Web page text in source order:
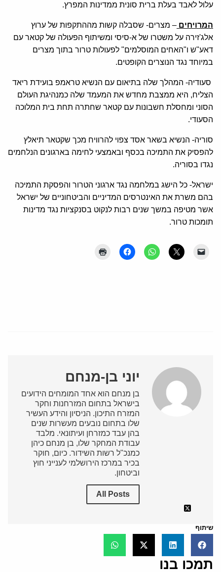
עלול לאבד בעלת ברית סונית ממדינות המפרץ.
המרויחים – מצרים- שסבלה קשות מההתקפות של ערוץ
אלג'זירה על משטרו של א-סיסי ומשיתוף הפעולה של קטאר עם
דאע"ש ו"האחים המוסלמים" לפעולות טרור בתוך מצרים
במיוחד נגד הנוצרים הקופטים.
סעודיה- המהלך שלה בתיאום עם הנשיא טראמפ בועידת ריאד
הצליח, היא ממצבת מחדש את המעמד שלה כמנהיגת העולם
הסוני ומחסלת חשבונות עם קטאר שחתרה תחת בית המלוכה
הסעודי.
סוריה- הנשיא בשאר אסד צפוי להרוויח מכך שקטאר תיאלץ
להפסיק את התמיכה בכסף ובאמצעי לחימה בארגונים הנלחמים
נגדו בסוריה.
ישראל- כל הישג במלחמה נגד ארגוני הטרור והפסקת התמיכה
בהם משרת את האינטרסים המדיניים והביטחוניים של ישראל
אשר מטיפה במשך שנים רבות לנקוט בסנקציות נגד מדינות
תומכות טרור.
יוני בן-מנחם
בן מנחם הוא אחד המומחים הידועים
בישראל בתחום המזרחנות וחקר
המזרח התיכון. הניסיון והידע העשיר
שלו בתחום נובעים מעשרות שנים
בהן עבד כמזרחן ועיתונאי. מלבד
עבודת המחקר שלו, בן מנחם כיהן
כמנכ"ל רשות השידור. כיום, חוקר
בכיר במרכז הירושלמי לענייני חוץ
וביטחון.
All Posts
שיתוף
תמכו בנו